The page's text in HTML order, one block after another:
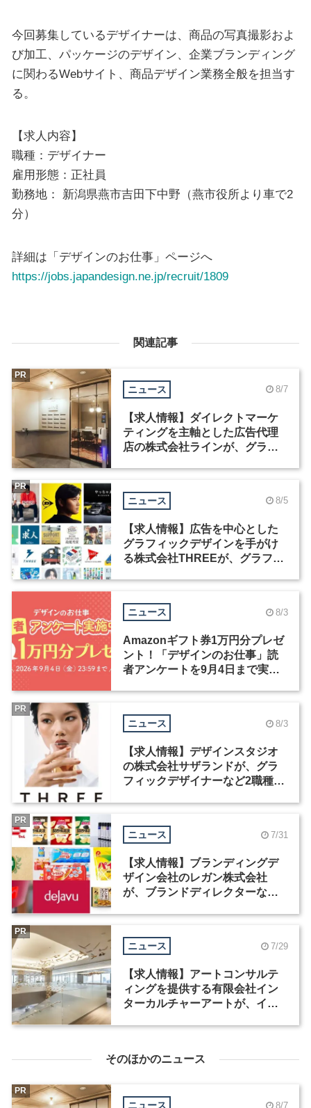
今回募集しているデザイナーは、商品の写真撮影およ
び加工、パッケージのデザイン、企業ブランディング
に関わるWebサイト、商品デザイン業務全般を担当す
る。
【求人内容】
職種：デザイナー
雇用形態：正社員
勤務地： 新潟県燕市吉田下中野（燕市役所より車で2
分）
詳細は「デザインのお仕事」ページへ
https://jobs.japandesign.ne.jp/recruit/1809
関連記事
ニュース 8/7
【求人情報】ダイレクトマーケ
ティングを主軸とした広告代理
店の株式会社ラインが、グラフ
PR
ニュース 8/5
【求人情報】広告を中心とした
グラフィックデザインを手がけ
る株式会社THREEが、グラフィ
PR
ニュース 8/3
Amazonギフト券1万円分プレゼ
ント！「デザインのお仕事」読
者アンケートを9月4日まで実施
ニュース 8/3
【求人情報】デザインスタジオ
の株式会社サザランドが、グラ
フィックデザイナーなど2職種を
PR
ニュース 7/31
【求人情報】ブランディングデ
ザイン会社のレガン株式会社
が、ブランドディレクターなど3
PR
ニュース 7/29
【求人情報】アートコンサルテ
ィングを提供する有限会社イン
ターカルチャーアートが、イン
PR
そのほかのニュース
ニュース 8/7
PR